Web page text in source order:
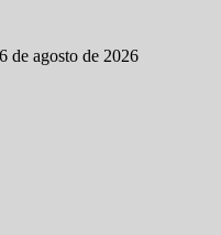
de agosto de 2026